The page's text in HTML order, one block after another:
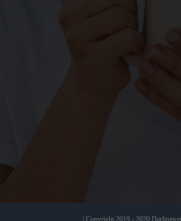
| Copyright 2019 - 2020